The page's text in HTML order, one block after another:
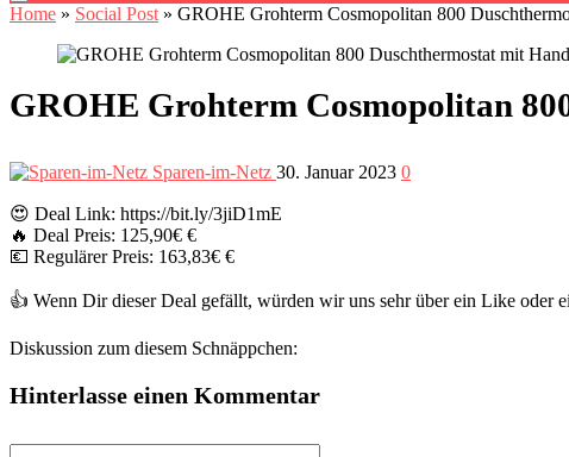
Home » Social Post » GROHE Grohterm Cosmopolitan 800
GROHE Grohterm Cosmopolitan
Sparen-im-Netz 30. Januar 2023 0
😍 Deal Link: https://bit.ly/3jiD1mE
🔥 Deal Preis: 125,90€ €
💶 Regulärer Preis: 163,83€ €
👍 Wenn Dir dieser Deal gefällt, würden wir uns sehr über ein Like oder
Diskussion zum diesem Schnäppchen:
Hinterlasse einen Kommentar